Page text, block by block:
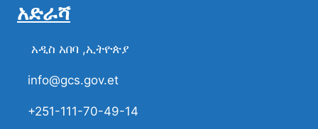
አድራሻ
አዲስ አበባ ,ኢትዮጵያ
info@gcs.gov.et
+251-111-70-49-14